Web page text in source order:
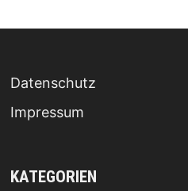
Datenschutz
Impressum
KATEGORIEN